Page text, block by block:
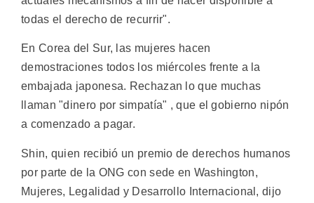
todas el derecho de recurrir".
En Corea del Sur, las mujeres hacen
demostraciones todos los miércoles frente a la
embajada japonesa. Rechazan lo que muchas
llaman "dinero por simpatía" , que el gobierno nipón
a comenzado a pagar.
Shin, quien recibió un premio de derechos humanos
por parte de la ONG con sede en Washington,
Mujeres, Legalidad y Desarrollo Internacional, dijo